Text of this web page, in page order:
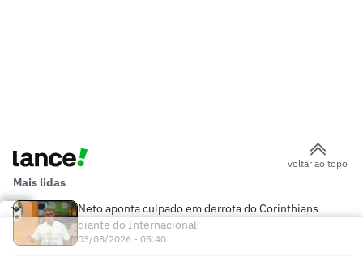
voltar ao topo
Mais lidas
Neto aponta culpado em derrota do Corinthians
diante do Internacional
03/08/2026 - 05:40